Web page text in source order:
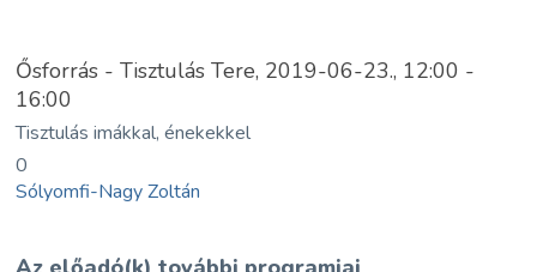
Ősforrás - Tisztulás Tere, 2019-06-23., 12:00 -
16:00
Tisztulás imákkal, énekekkel
0
Sólyomfi-Nagy Zoltán